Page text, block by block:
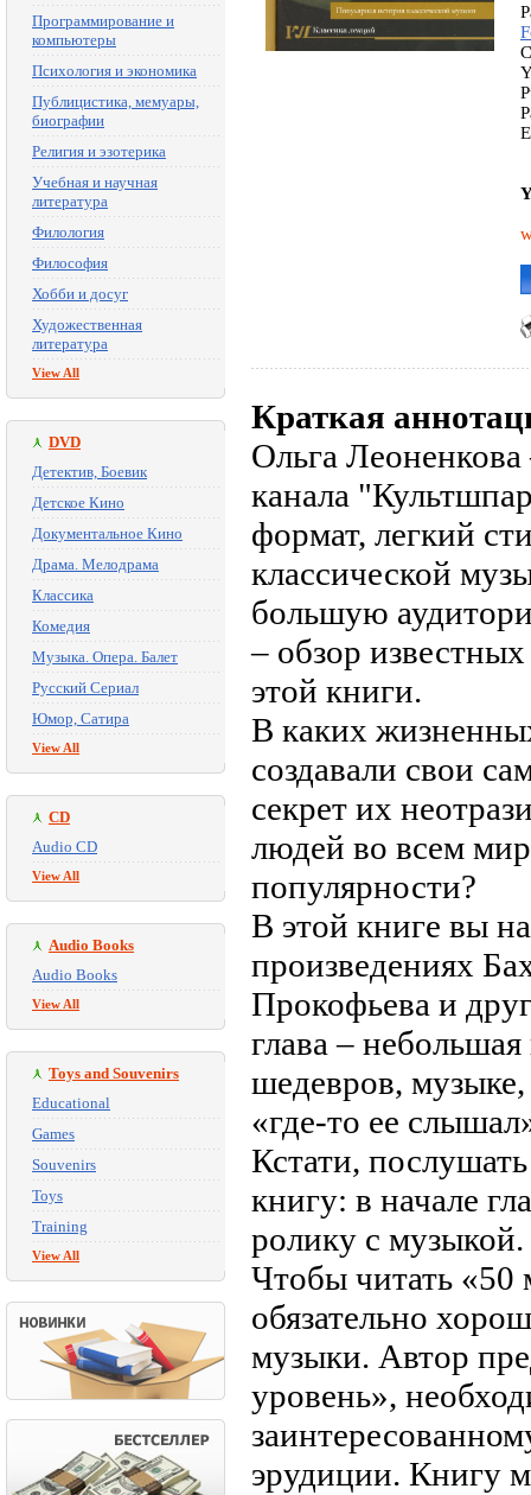
Программирование и
компьютеры
Психология и экономика
Публицистика, мемуары,
биографии
Религия и эзотерика
Учебная и научная
литература
Филология
Философия
Хобби и досуг
Художественная
литература
View All
DVD
Детектив, Боевик
Детское Кино
Документальное Кино
Драма. Мелодрама
Классика
Комедия
Музыка. Опера. Балет
Русский Сериал
Юмор, Сатира
View All
CD
Audio CD
View All
Audio Books
Audio Books
View All
Toys and Souvenirs
Educational
Games
Souvenirs
Toys
Training
View All
Краткая
Ольга
канала
формат, легкий
классической
большую
– обзор
этой книги.
В каких
создавали свои
секрет их
людей во всем
популярности?
В этой книге вы
произведениях
Прокофьева и
глава –
шедевров,
«где-то ее
Кстати,
книгу: в начале
ролику с музыкой.
Чтобы читать «50
обязательно
музыки. Автор
уровень»,
эрудиции. Книгу